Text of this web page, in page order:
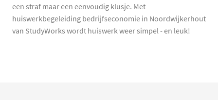
een straf maar een eenvoudig klusje. Met
huiswerkbegeleiding bedrijfseconomie in Noordwijkerhout
van StudyWorks wordt huiswerk weer simpel - en leuk!